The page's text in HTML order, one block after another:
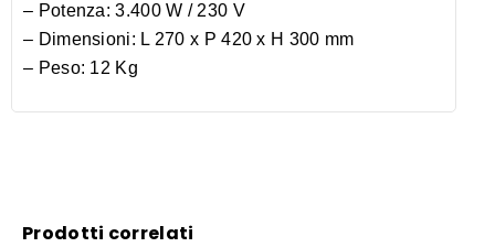
– Potenza: 3.400 W / 230 V
– Dimensioni: L 270 x P 420 x H 300 mm
– Peso: 12 Kg
Prodotti correlati